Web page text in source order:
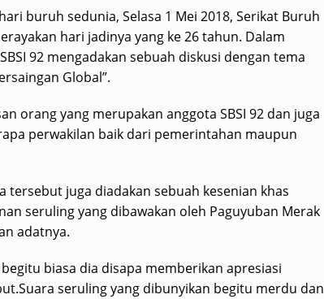
buruh sedunia, Selasa 1 Mei 2018, Serikat Buruh
hari jadinya yang ke 26 tahun. Dalam
92 mengadakan sebuah diskusi dengan tema
Global”.
orang yang merupakan anggota SBSI 92 dan juga
perwakilan baik dari pemerintahan maupun
tersebut juga diadakan sebuah kesenian khas
seruling yang dibawakan oleh Paguyuban Merak
adatnya.
biasa dia disapa memberikan apresiasi
seruling yang dibunyikan begitu merdu dan